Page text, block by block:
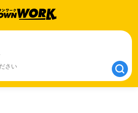
さい